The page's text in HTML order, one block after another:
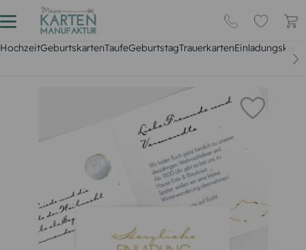
HochzeitGeburtskartenTaufeGeburtstagTrauerkarten